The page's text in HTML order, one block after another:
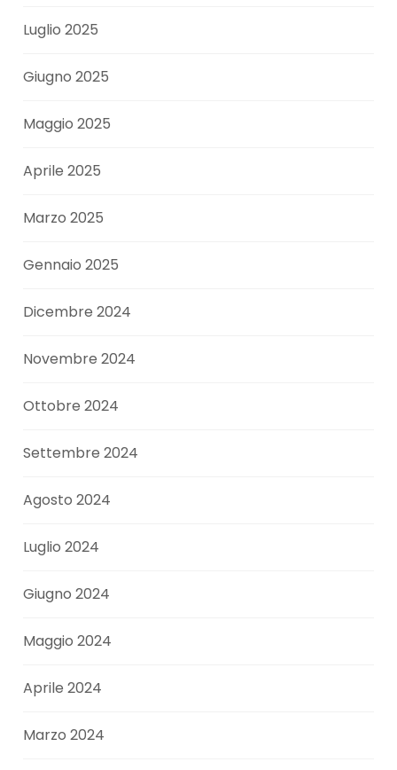
Luglio 2025
Giugno 2025
Maggio 2025
Aprile 2025
Marzo 2025
Gennaio 2025
Dicembre 2024
Novembre 2024
Ottobre 2024
Settembre 2024
Agosto 2024
Luglio 2024
Giugno 2024
Maggio 2024
Aprile 2024
Marzo 2024